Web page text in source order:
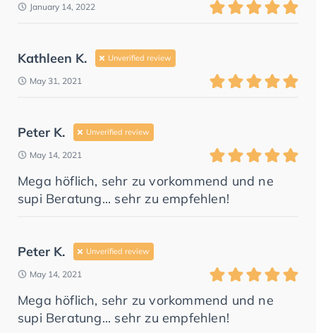
January 14, 2022
Kathleen K. Unverified review
May 31, 2021
Peter K. Unverified review
May 14, 2021
Mega höflich, sehr zu vorkommend und ne
supi Beratung... sehr zu empfehlen!
Peter K. Unverified review
May 14, 2021
Mega höflich, sehr zu vorkommend und ne
supi Beratung... sehr zu empfehlen!